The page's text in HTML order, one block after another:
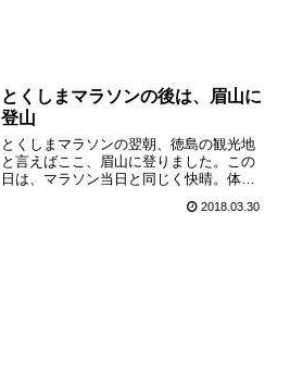
とくしまマラソンの後は、眉山に
登山
とくしまマラソンの翌朝、徳島の観光地
と言えばここ、眉山に登りました。この
日は、マラソン当日と同じく快晴。体調
思っていましたが、気分が良いので、歩
2018.03.30